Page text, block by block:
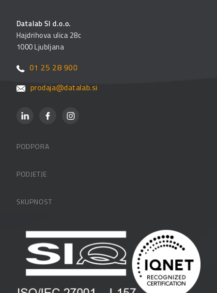
Datalab SI d.o.o.
Hajdrihova ulica 28c
1000 Ljubljana
01 25 28 900
prodaja@datalab.si
PODPORA
FAQ – pogosta vprašanja
PODJETJE
Zaposlitev
Vlagatelji
Pogoji in pogodbe
SKUPNOST
Blog
Spletni seminarji